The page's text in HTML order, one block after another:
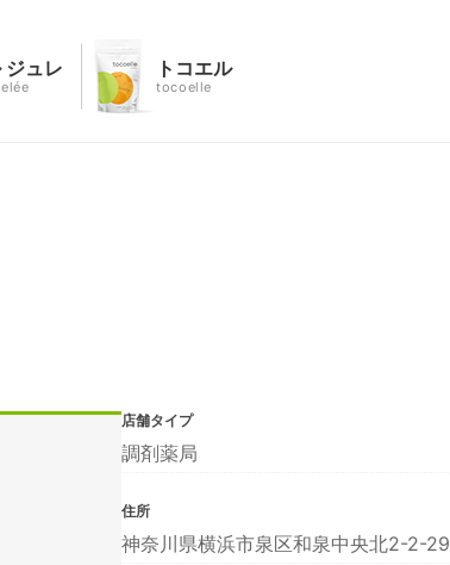
ジュレ トコエル
tocoelle
店舗タイプ
調剤薬局
住所
神奈川県横浜市泉区和泉中央北2-2-29